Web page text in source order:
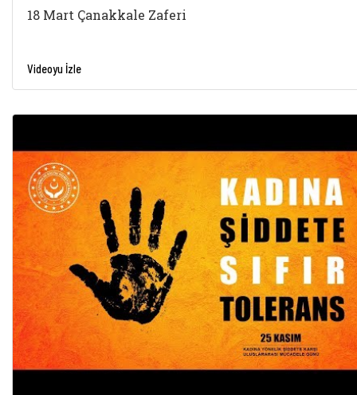
18 Mart Çanakkale Zaferi
Videoyu İzle